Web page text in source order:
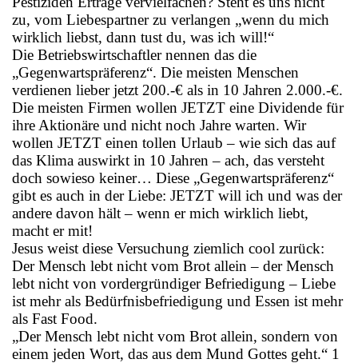
zu, vom Liebespartner zu verlangen „wenn du mich
wirklich liebst, dann tust du, was ich will!“
Die Betriebswirtschaftler nennen das die
„Gegenwartspräferenz“. Die meisten Menschen
verdienen lieber jetzt 200.-€ als in 10 Jahren 2.000.-€.
Die meisten Firmen wollen JETZT eine Dividende für
ihre Aktionäre und nicht noch Jahre warten. Wir
wollen JETZT einen tollen Urlaub – wie sich das auf
das Klima auswirkt in 10 Jahren – ach, das versteht
doch sowieso keiner… Diese „Gegenwartspräferenz“
gibt es auch in der Liebe: JETZT will ich und was der
andere davon hält – wenn er mich wirklich liebt,
macht er mit!
Jesus weist diese Versuchung ziemlich cool zurück:
Der Mensch lebt nicht vom Brot allein – der Mensch
lebt nicht von vordergründiger Befriedigung – Liebe
ist mehr als Bedürfnisbefriedigung und Essen ist mehr
als Fast Food.
„Der Mensch lebt nicht vom Brot allein, sondern von
einem jeden Wort, das aus dem Mund Gottes geht.“ 1